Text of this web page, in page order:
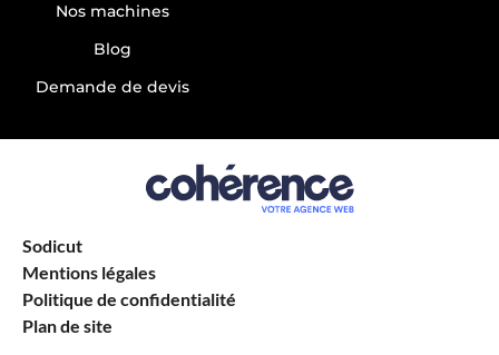
Nos machines
Blog
Demande de devis
Sodicut
Mentions légales
Politique de confidentialité
Plan de site